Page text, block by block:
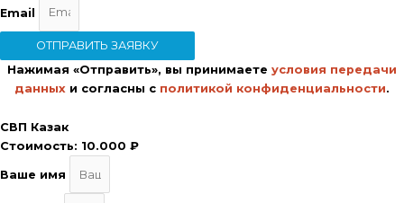
Email
ОТПРАВИТЬ ЗАЯВКУ
Нажимая «Отправить», вы принимаете условия передачи
данных и согласны с политикой конфиденциальности.
СВП Казак
Стоимость: 10.000 ₽
Ваше имя